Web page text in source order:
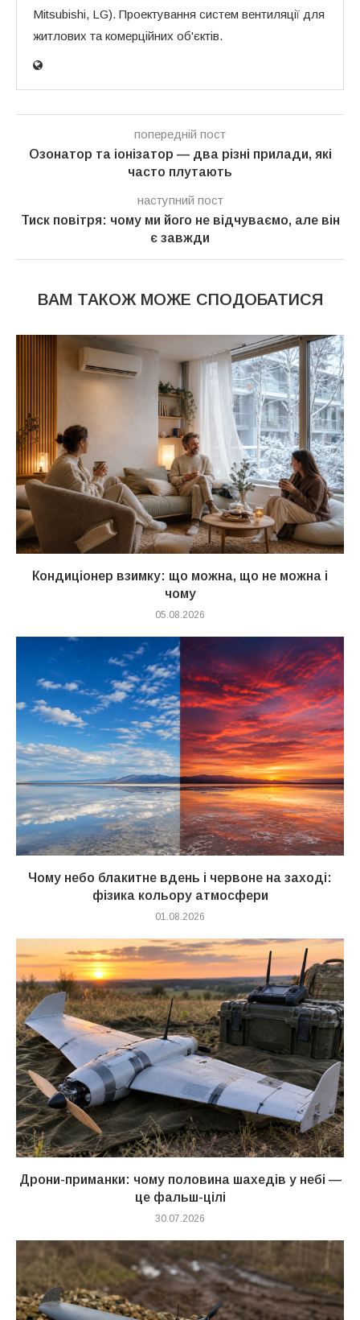
Mitsubishi, LG). Проектування систем вентиляції для
житлових та комерційних об'єктів.
попередній пост
Озонатор та іонізатор — два різні прилади, які
часто плутають
наступний пост
Тиск повітря: чому ми його не відчуваємо, але він
є завжди
ВАМ ТАКОЖ МОЖЕ СПОДОБАТИСЯ
Кондиціонер взимку: що можна, що не можна і
чому
05.08.2026
Чому небо блакитне вдень і червоне на заході:
фізика кольору атмосфери
01.08.2026
Дрони-приманки: чому половина шахедів у небі —
це фальш-цілі
30.07.2026